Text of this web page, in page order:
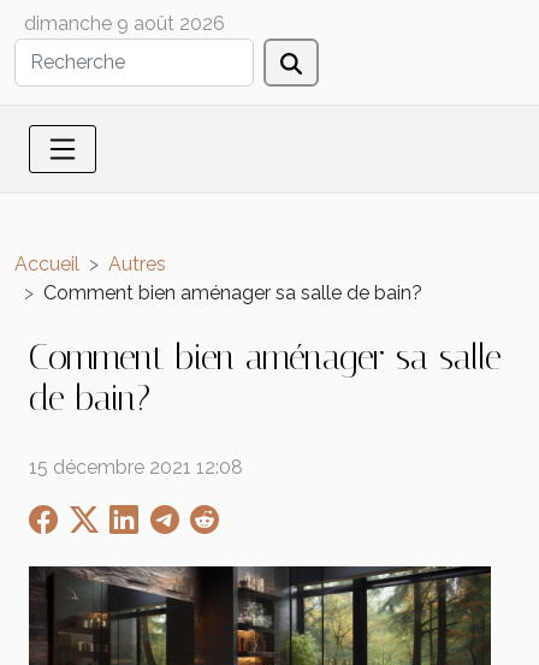
dimanche 9 août 2026
Accueil
Autres
Comment bien aménager sa salle de bain?
Comment bien aménager sa salle
de bain?
15 décembre 2021 12:08